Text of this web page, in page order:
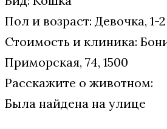
Пол и возраст: Девочка, 1-
Стоимость и клиника:
Приморская, 74, 1500
Расскажите о животном:
Была найдена на улице